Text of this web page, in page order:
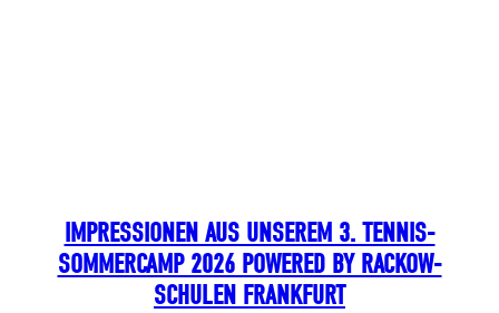
IMPRESSIONEN AUS UNSEREM 3. TENNIS-
SOMMERCAMP 2026 POWERED BY RACKOW-
SCHULEN FRANKFURT